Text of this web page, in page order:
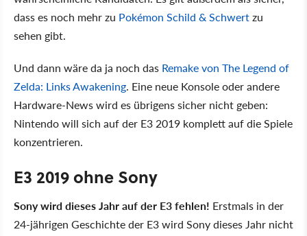
dass es noch mehr zu Pokémon Schild & Schwertzu
sehen gibt.
Und dann wäre da ja noch das Remake von The Legend of
Zelda: Links Awakening. Eine neue Konsole oder andere
Hardware-News wird es übrigens sicher nicht geben:
Nintendo will sich auf der E3 2019 komplett auf die Spiele
konzentrieren.
E3 2019 ohne Sony
Sony wird dieses Jahr auf der E3 fehlen! Erstmals in der
24-jährigen Geschichte der E3 wird Sony dieses Jahr nicht